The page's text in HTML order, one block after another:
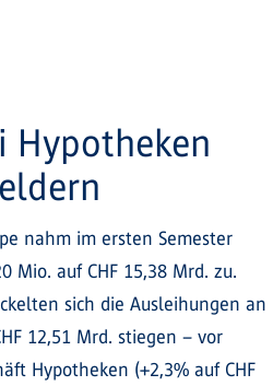
Hypotheken
nahm im ersten Semester
Mio. auf CHF 15,38 Mrd. zu.
sich die Ausleihungen an
12,51 Mrd. stiegen – vor
Hypotheken (+2,3% auf CHF